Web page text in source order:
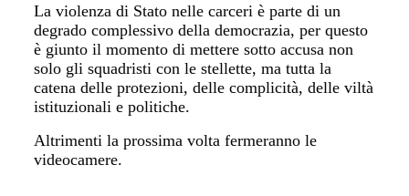
La violenza di Stato nelle carceri è parte di un
degrado complessivo della democrazia, per questo
è giunto il momento di mettere sotto accusa non
solo gli squadristi con le stellette, ma tutta la
catena delle protezioni, delle complicità, delle viltà
istituzionali e politiche.
Altrimenti la prossima volta fermeranno le
videocamere.